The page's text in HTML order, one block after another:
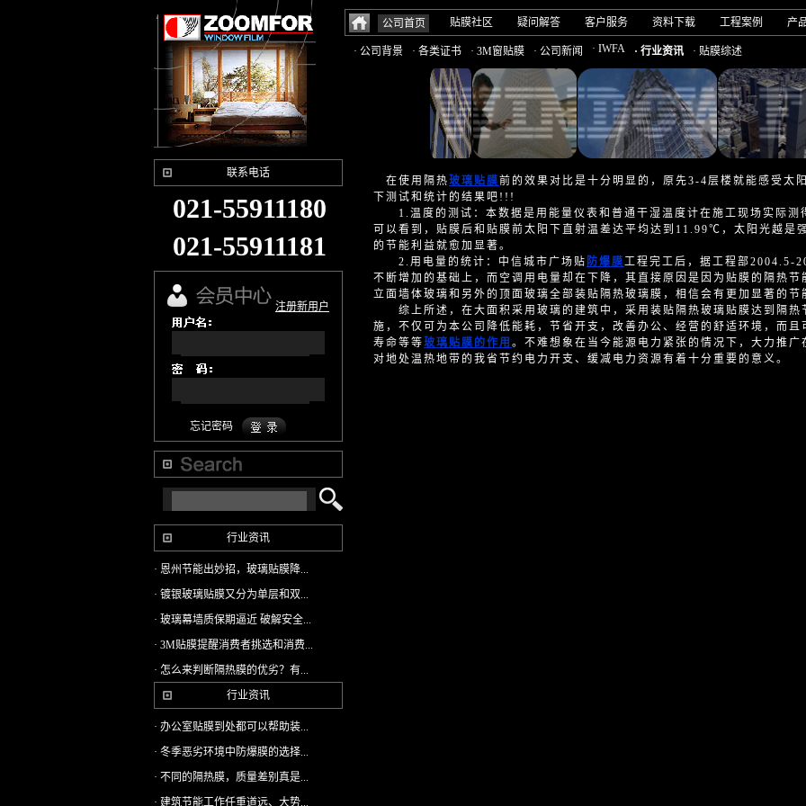
公司首页 贴膜社区 疑问解答 客户服务 资料下载 工程案例 产
· 公司背景 · 各类证书 · 3M窗贴膜 · 公司新闻 · IWFA · 行业资讯 · 贴膜综述
联系电话
021-55911180
021-55911181
注册新用户
忘记密码
行业资讯
· 恩州节能出妙招，玻璃贴膜降...
· 镀银玻璃贴膜又分为单层和双...
· 玻璃幕墙质保期逼近 破解安全...
· 3M贴膜提醒消费者挑选和消费...
· 怎么来判断隔热膜的优劣？有...
行业资讯
· 办公室贴膜到处都可以帮助装...
· 冬季恶劣环境中防爆膜的选择...
· 不同的隔热膜，质量差别真是...
· 建筑节能工作任重道远、大势...
在使用隔热玻璃贴膜前的效果对比是十分明显的，原先3-4层楼就能感受太
下测试和统计的结果吧!!!
1.温度的测试：本数据是用能量仪表和普通干湿温度计在施工现场实际测
可以看到，贴膜后和贴膜前太阳下直射温差达平均达到11.99℃，太阳光越是
的节能利益就愈加显著。
2.用电量的统计：中信城市广场贴 防爆膜工程完工后，据工程部2004.5-
不断增加的基础上，而空调用电量却在下降，其直接原因是因为贴膜的隔热
立面墙体玻璃和另外的顶面玻璃全部装贴隔热玻璃膜，相信会有更加显著的节
综上所述，在大面积采用玻璃的建筑中，采用装贴隔热玻璃贴膜达到隔热
施，不仅可为本公司降低能耗，节省开支，改善办公、经营的舒适环境，而
寿命等等玻璃贴膜的作用 。不难想象在当今能源电力紧张的情况下，大力推
对地处温热地带的我省节约电力开支、缓减电力资源有着十分重要的意义。